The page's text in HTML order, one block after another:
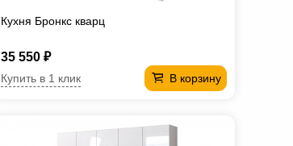
Кухня Бронкс кварц
35 550 ₽
В корзину
Купить в 1 клик